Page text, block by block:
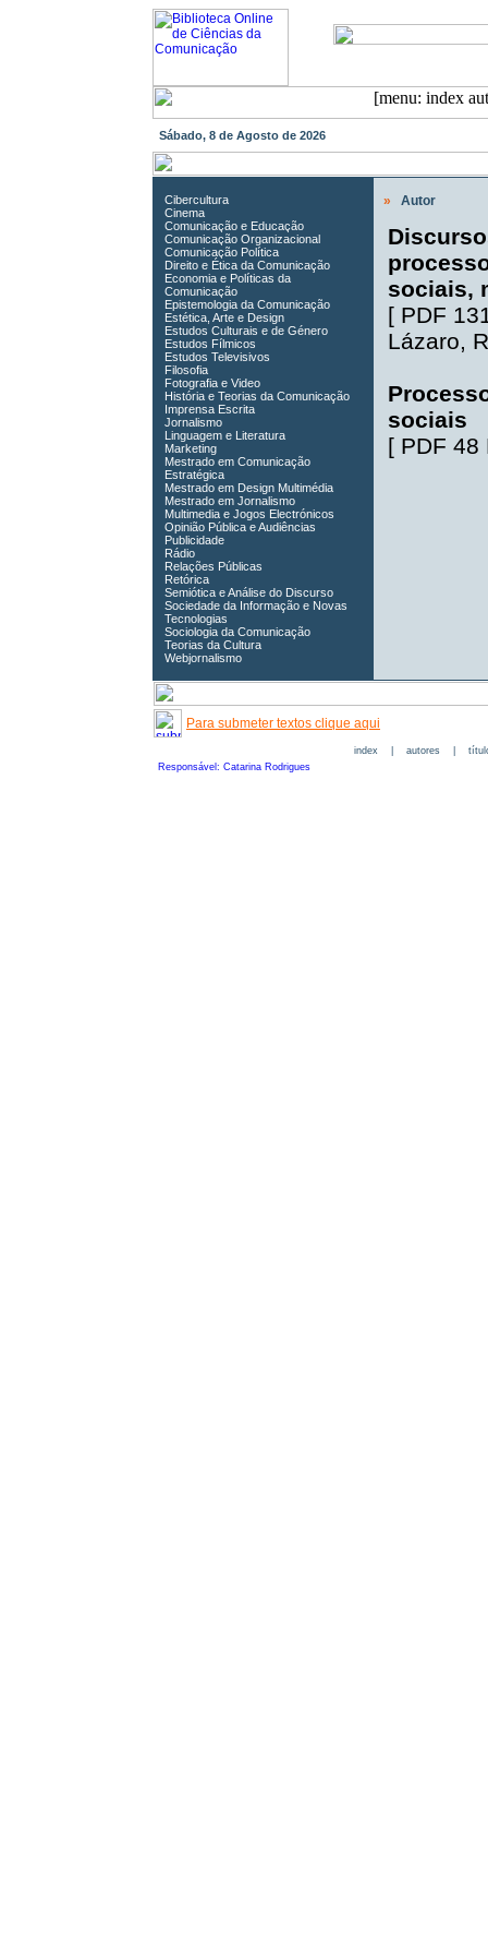
Sábado, 8 de Agosto de 2026
Cibercultura
Cinema
Comunicação e Educação
Comunicação Organizacional
Comunicação Política
Direito e Ética da Comunicação
Economia e Políticas da
Comunicação
Epistemologia da Comunicação
Estética, Arte e Design
Estudos Culturais e de Género
Estudos Fílmicos
Estudos Televisivos
Filosofia
Fotografia e Video
História e Teorias da Comunicação
Imprensa Escrita
Jornalismo
Linguagem e Literatura
Marketing
Mestrado em Comunicação
Estratégica
Mestrado em Design Multimédia
Mestrado em Jornalismo
Multimedia e Jogos Electrónicos
Opinião Pública e Audiências
Publicidade
Rádio
Relações Públicas
Retórica
Semiótica e Análise do Discurso
Sociedade da Informação e Novas
Tecnologias
Sociologia da Comunicação
Teorias da Cultura
Webjornalismo
» Autor
sociais,
[ PDF
Lázaro,
sociais
[ PDF 48
Para submeter textos clique aqui
index| autores|